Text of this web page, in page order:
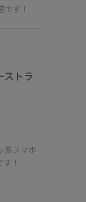
す！
トラ
系スマホ
！